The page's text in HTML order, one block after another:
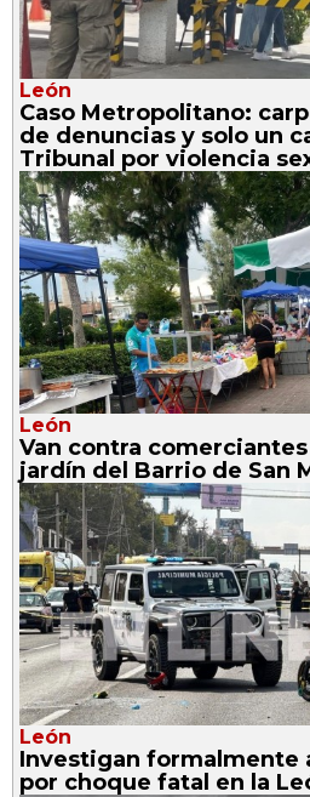
León
Caso Metropolitano:
de denuncias y solo un
Tribunal por violencia
León
Van contra
jardín del Barrio de San
León
Investigan formalmente
por choque fatal en la